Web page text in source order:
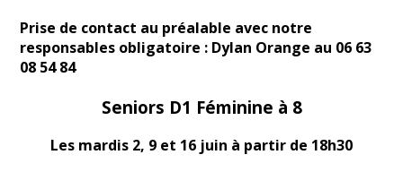
Prise de contact au préalable avec notre
responsables obligatoire : Dylan Orange au 06 63
08 54 84
Seniors D1 Féminine à 8
Les mardis 2, 9 et 16 juin à partir de 18h30